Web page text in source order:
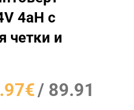
4aH с
четки и
€/ 89.91